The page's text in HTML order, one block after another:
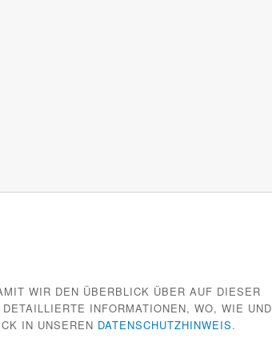
WIR DEN ÜBERBLICK ÜBER AUF DIESER
INFORMATIONEN, WO, WIE UND
IN UNSEREN DATENSCHUTZHINWEIS.